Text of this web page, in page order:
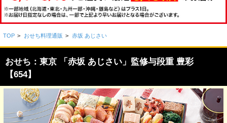
TOP > おせち料理通販 > 赤坂 あじさい
おせち：東京 「赤坂 あじさい」監修与段重 豊彩
【654】